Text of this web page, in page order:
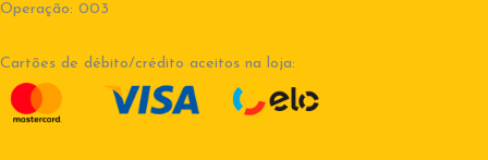
Operação: 003
Cartões de débito/crédito aceitos na loja: